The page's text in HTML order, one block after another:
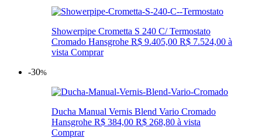
Showerpipe Crometta S 240 C/ Termostato
Cromado Hansgrohe R$ 9.405,00 R$ 7.524,00 à
vista Comprar
-30%
Ducha Manual Vernis Blend Vario Cromado
Hansgrohe R$ 384,00 R$ 268,80 à vista
Comprar